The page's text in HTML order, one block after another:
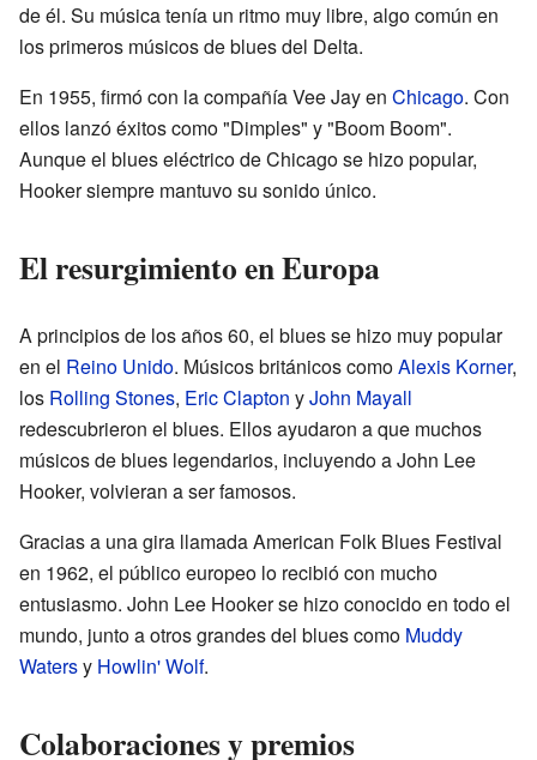
de él. Su música tenía un ritmo muy libre, algo común en
los primeros músicos de blues del Delta.
En 1955, firmó con la compañía Vee Jay en Chicago. Con
ellos lanzó éxitos como "Dimples" y "Boom Boom".
Aunque el blues eléctrico de Chicago se hizo popular,
Hooker siempre mantuvo su sonido único.
El resurgimiento en Europa
A principios de los años 60, el blues se hizo muy popular
en el Reino Unido. Músicos británicos comoAlexis Korner,
los Rolling Stones, Eric Clapton yJohn Mayall
redescubrieron el blues. Ellos ayudaron a que muchos
músicos de blues legendarios, incluyendo a John Lee
Hooker, volvieran a ser famosos.
Gracias a una gira llamada American Folk Blues Festival
en 1962, el público europeo lo recibió con mucho
entusiasmo. John Lee Hooker se hizo conocido en todo el
mundo, junto a otros grandes del blues como Muddy
Watersy Howlin' Wolf.
Colaboraciones y premios